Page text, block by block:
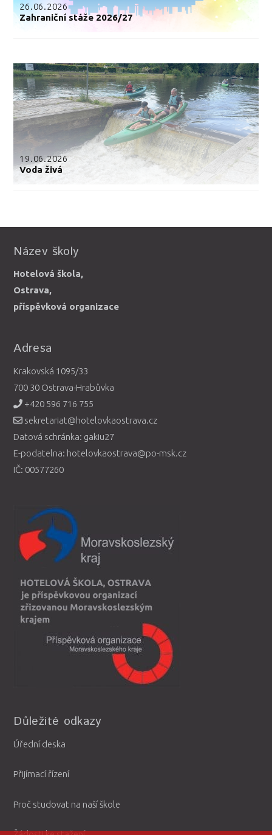
26.06.2026
Zahraniční stáže 2026/27
19.06.2026
Voda živá
Název školy
Hotelová škola,
Ostrava,
příspěvková organizace
Adresa
Krakovská 1095/33
700 30 Ostrava-Hrabůvka
+420 596 716 755
sekretariat@hotelovkaostrava.cz
Datová schránka: gakiu27
E-podatelna: hotelovkaostrava@po-msk.cz
IČ: 00577260
Důležité odkazy
Úřední deska
Přijímací řízení
Proč studovat na naší škole